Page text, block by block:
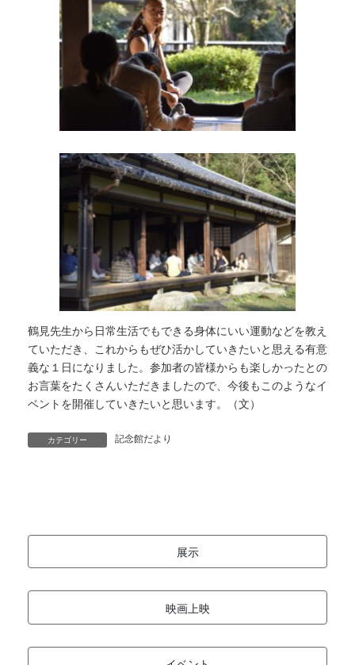
鶴見先生から日常生活でもできる身体にいい運動などを教え
ていただき、これからもぜひ活かしていきたいと思える有意
義な１日になりました。参加者の皆様からも楽しかったとの
お言葉をたくさんいただきましたので、今後もこのようなイ
ベントを開催していきたいと思います。（文）
カテゴリー 記念館だより
展示
映画上映